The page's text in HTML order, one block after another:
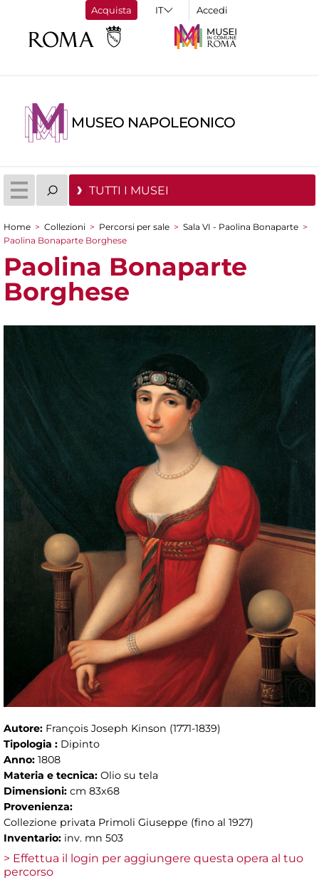
Acquista Accedi
MUSEO NAPOLEONICO
TUTTI I MUSEI
Tu sei qui
Home > Collezioni > Percorsi per sale > Sala VI - Paolina Bonaparte >
Paolina Bonaparte Borghese
Paolina Bonaparte
Borghese
Autore: François Joseph Kinson (1771-1839)
Tipologia : Dipinto
Anno: 1808
Materia e tecnica: Olio su tela
Dimensioni: cm 83x68
Provenienza:
Collezione privata Primoli Giuseppe (fino al 1927)
Inventario: inv. mn 503
> Effettua il login per aggiungere questa opera al tuo
percorso